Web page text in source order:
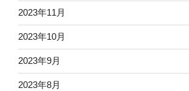
2023年11月
2023年10月
2023年9月
2023年8月